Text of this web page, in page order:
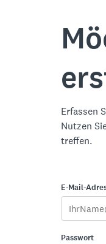
Erfassen
Nutzen
treffen.
E-Mail-
Passwort